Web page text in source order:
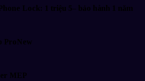
Lock: 1 triệu 5– bảo hành 1 năm
ProNew
MEP